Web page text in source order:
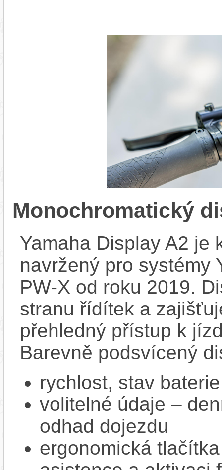
Monochromatický
Yamaha Display A2 je
navržený pro systémy
PW‑X od roku 2019.
stranu řídítek a
přehledný přístup k
Barevně podsvícený
rychlost, stav
volitelné údaje –
odhad dojezdu
ergonomická